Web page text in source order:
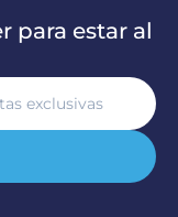
para estar al